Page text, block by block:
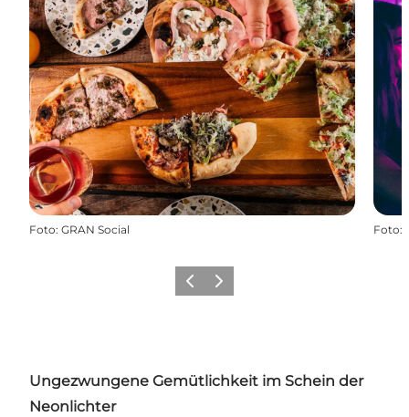
Foto: GRAN Social Foto:
ZurückWeiter
Ungezwungene Gemütlichkeit im Schein der
Neonlichter